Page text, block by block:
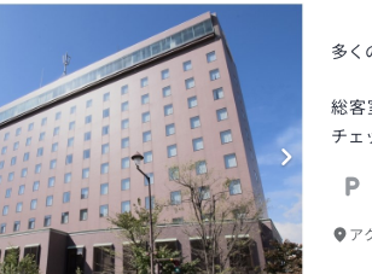
多く
総客
チェ
ア